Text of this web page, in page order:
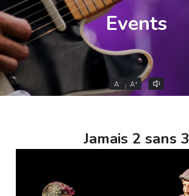
Events
A- A+
Jamais 2 sans 3